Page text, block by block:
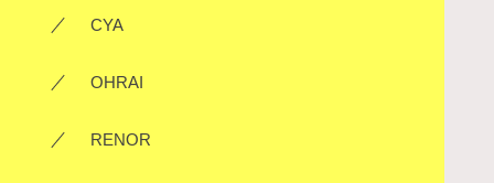
CYA
OHRAI
RENOR